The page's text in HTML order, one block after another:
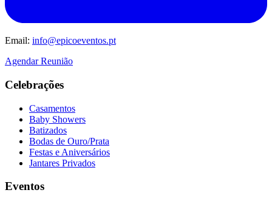
Email: info@epicoeventos.pt
Agendar Reunião
Celebrações
Casamentos
Baby Showers
Batizados
Bodas de Ouro/Prata
Festas e Aniversários
Jantares Privados
Eventos